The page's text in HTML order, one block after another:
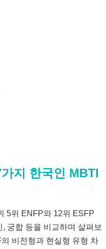
지 한국인 MBTI
5위 ENFP와 12위 ESFP
궁합 등을 비교하며 살펴보
비전형과 현실형 유형 차